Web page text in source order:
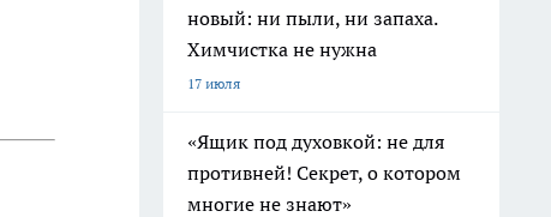
новый: ни пыли, ни запаха.
Химчистка не нужна
17 июля
«Ящик под духовкой: не для
противней! Секрет, о котором
многие не знают»